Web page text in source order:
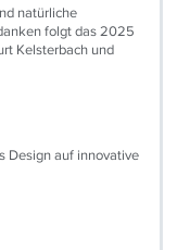
natürliche
folgt das 2025
Kelsterbach und
Design auf innovative